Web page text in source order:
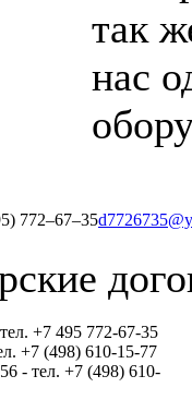
так
нас
772‒67‒35
+7 495 772-67-35
+7 (498) 610-15-77
- тел. +7 (498) 610-